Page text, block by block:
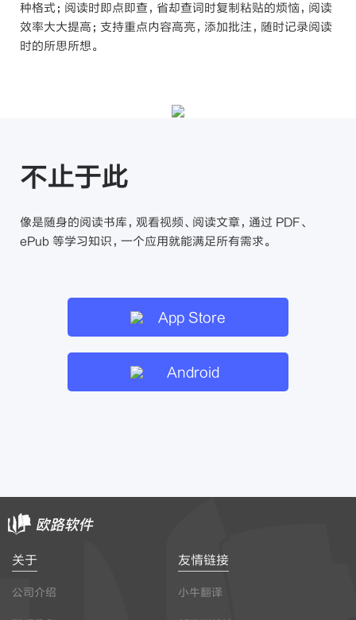
种格式；阅读时即点即查，省却查词时复制粘贴的烦恼，阅读
效率大大提高； 支持重点内容高亮，添加批注，随时记录阅读
时的所思所想。
不止于此
像是随身的阅读书库，观看视频、阅读文章， 通过 PDF、
ePub 等学习知识，一个应用就能满足所有需求。
App Store
Android
关于
公司介绍
友情链接
小牛翻译